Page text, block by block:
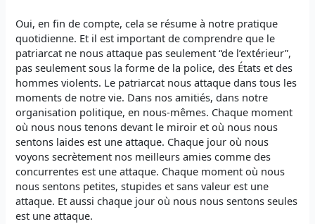
Oui, en fin de compte, cela se résume à notre pratique
quotidienne. Et il est important de comprendre que le
patriarcat ne nous attaque pas seulement “de l’extérieur”,
pas seulement sous la forme de la police, des États et des
hommes violents. Le patriarcat nous attaque dans tous les
moments de notre vie. Dans nos amitiés, dans notre
organisation politique, en nous-mêmes. Chaque moment
où nous nous tenons devant le miroir et où nous nous
sentons laides est une attaque. Chaque jour où nous
voyons secrètement nos meilleurs amies comme des
concurrentes est une attaque. Chaque moment où nous
nous sentons petites, stupides et sans valeur est une
attaque. Et aussi chaque jour où nous nous sentons seules
est une attaque.